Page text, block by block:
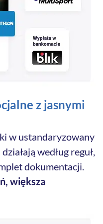
z jasnymi
w ustandaryzowany
według reguł,
dokumentacji.
większa